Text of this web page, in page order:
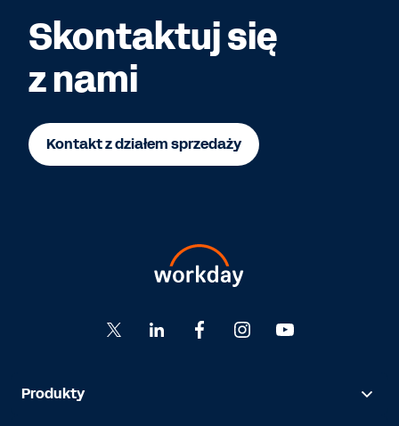
Skontaktuj się
z nami
Kontakt z działem sprzedaży
Produkty